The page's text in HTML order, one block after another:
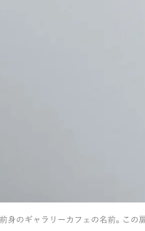
前身のギャラリーカフェの名前。この